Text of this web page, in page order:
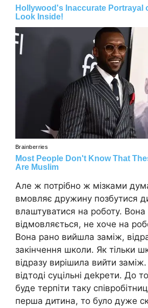
Але ж потрібно ж мізками
вмовляє дружину позбутися
влаштуватися на роботу. Вона
відмовляється, не хоче на
Вона рано вийшла заміж,
закінчення школи. Як тільки
відразу вирішила вийти заміж.
відтоді суцільні деkрети. До
буде терпіти таку
перша дитина, то було дуже